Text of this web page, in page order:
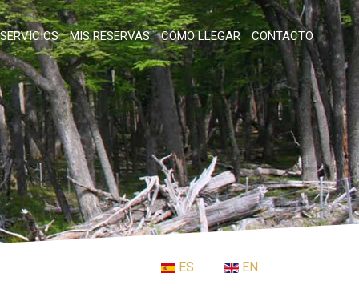
SERVICIOS MIS RESERVAS CÓMO LLEGAR CONTACTO
ES EN